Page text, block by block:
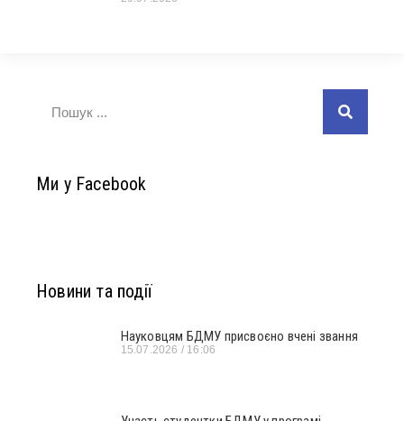
Ми у Facebook
Новини та події
Науковцям БДМУ присвоєно вчені звання
15.07.2026 16:06